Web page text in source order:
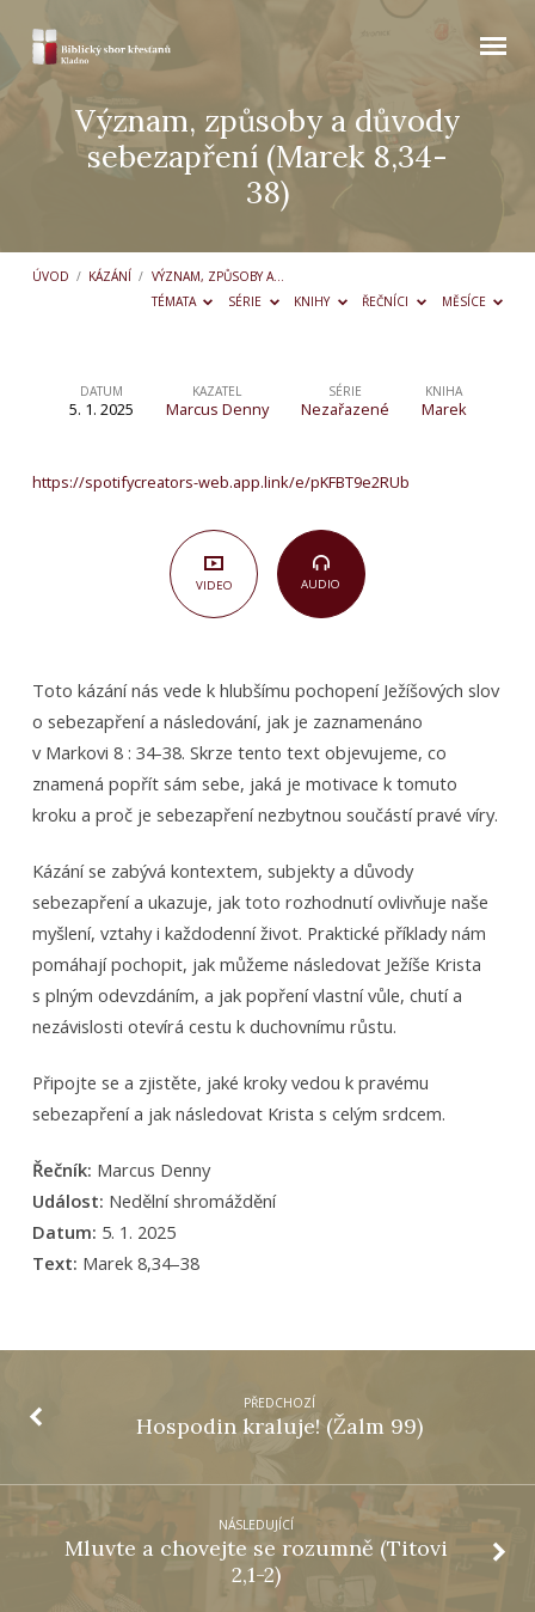
Význam, způsoby a důvody
sebezapření (Marek 8,34-
38)
ÚVOD / KÁZÁNÍ / VÝZNAM, ZPŮSOBY A…
TÉMATA
SÉRIE KNIHY ŘEČNÍCI MĚSÍCE
Význam,
a
sebezapření
DATUM
5. 1. 2025
KAZATEL
Marcus Denny
SÉRIE
Nezařazené
KNIHA
Marek
https://spotifycreators-web.app.link/e/pKFBT9e2RUb
VIDEO AUDIO
Toto kázání nás vede k hlubšímu pochopení Ježíšových slov
o sebezapření a následování, jak je zaznamenáno
v Markovi 8 : 34-38. Skrze tento text objevujeme, co
znamená popřít sám sebe, jaká je motivace k tomuto
kroku a proč je sebezapření nezbytnou součástí pravé víry.
Kázání se zabývá kontextem, subjekty a důvody
sebezapření a ukazuje, jak toto rozhodnutí ovlivňuje naše
myšlení, vztahy i každodenní život. Praktické příklady nám
pomáhají pochopit, jak můžeme následovat Ježíše Krista
s plným odevzdáním, a jak popření vlastní vůle, chutí a
nezávislosti otevírá cestu k duchovnímu růstu.
Připojte se a zjistěte, jaké kroky vedou k pravému
sebezapření a jak následovat Krista s celým srdcem.
Řečník: Marcus Denny
Událost: Nedělní shromáždění
Datum: 5. 1. 2025
Text: Marek 8,34–38
PŘEDCHOZÍ
Hospodin kraluje! (Žalm 99)
NÁSLEDUJÍCÍ
Mluvte a chovejte se rozumně (Titovi
2,1-2)